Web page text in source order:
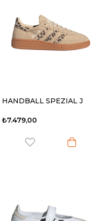
HANDBALL SPEZIAL J
₺7.479,00